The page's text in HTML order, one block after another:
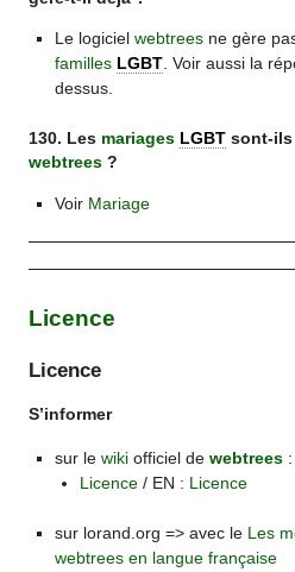
Le logiciel webtreesne gère
familles LGBT. Voir aussi la
dessus.
130. Les mariages LGBT sont-ils
webtrees ?
Voir Mariage
Licence
Licence
S’informer
sur le wikiofficiel de webtrees:
Licence / EN : Licence
sur lorand.org => avec le Les
webtrees en langue française